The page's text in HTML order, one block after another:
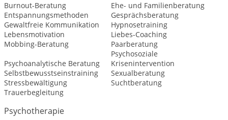
Burnout-Beratung
Ehe- und Familienberatung
Entspannungsmethoden
Gesprächsberatung
Gewaltfreie Kommunikation
Hypnosetraining
Lebensmotivation
Liebes-Coaching
Mobbing-Beratung
Paarberatung
Psychoanalytische Beratung
Psychosoziale
Krisenintervention
Selbstbewusstseinstraining
Sexualberatung
Stressbewältigung
Suchtberatung
Trauerbegleitung
Psychotherapie